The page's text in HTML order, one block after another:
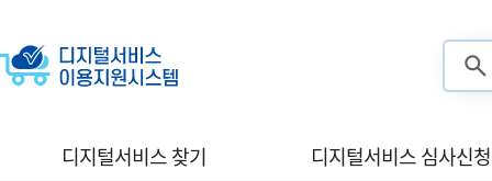
디지털서비스 찾기 디지털서비스 심사신청